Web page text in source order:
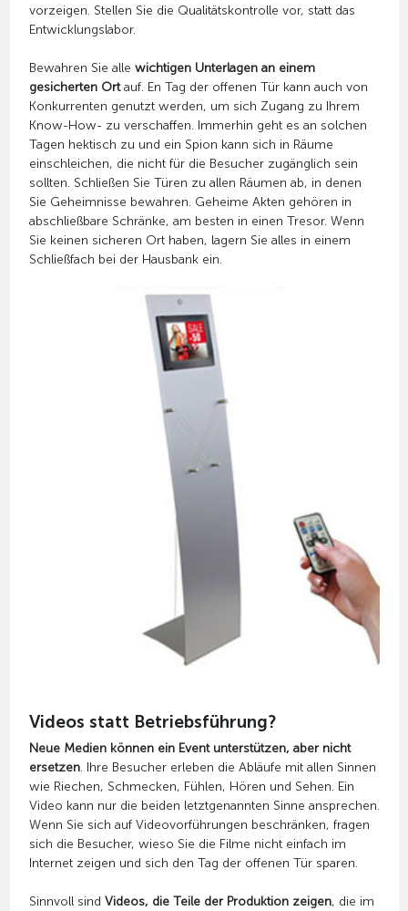
vorzeigen. Stellen Sie die Qualitätskontrolle vor, statt das
Entwicklungslabor.
Bewahren Sie alle wichtigen Unterlagen an einem
gesicherten Ortauf. En Tag der offenen Tür kann auch von
Konkurrenten genutzt werden, um sich Zugang zu Ihrem
Know-How- zu verschaffen. Immerhin geht es an solchen
Tagen hektisch zu und ein Spion kann sich in Räume
einschleichen, die nicht für die Besucher zugänglich sein
sollten. Schließen Sie Türen zu allen Räumen ab, in denen
Sie Geheimnisse bewahren. Geheime Akten gehören in
abschließbare Schränke, am besten in einen Tresor. Wenn
Sie keinen sicheren Ort haben, lagern Sie alles in einem
Schließfach bei der Hausbank ein.
Videos statt Betriebsführung?
Neue Medien können ein Event unterstützen, aber nicht
ersetzen. Ihre Besucher erleben die Abläufe mit allen Sinnen
wie Riechen, Schmecken, Fühlen, Hören und Sehen. Ein
Video kann nur die beiden letztgenannten Sinne ansprechen.
Wenn Sie sich auf Videovorführungen beschränken, fragen
sich die Besucher, wieso Sie die Filme nicht einfach im
Internet zeigen und sich den Tag der offenen Tür sparen.
Sinnvoll sind Videos, die Teile der Produktion zeigen, die im